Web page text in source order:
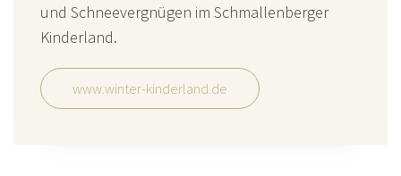
und Schneevergnügen im Schmallenberger
Kinderland.
www.winter-kinderland.de